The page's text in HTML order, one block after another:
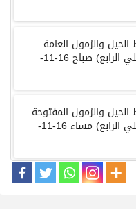
والزمول العامة
(السباق المحلي الرابع) صباح 16-11-
والزمول المفتوحة
(السباق المحلي الرابع) مساء 16-11-